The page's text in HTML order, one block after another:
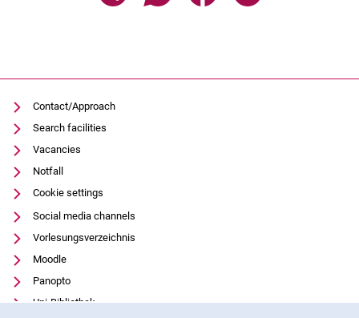
Contact/Approach
Search facilities
Vacancies
Notfall
Cookie settings
Social media channels
Vorlesungsverzeichnis
Moodle
Panopto
Uni-Bibliothek